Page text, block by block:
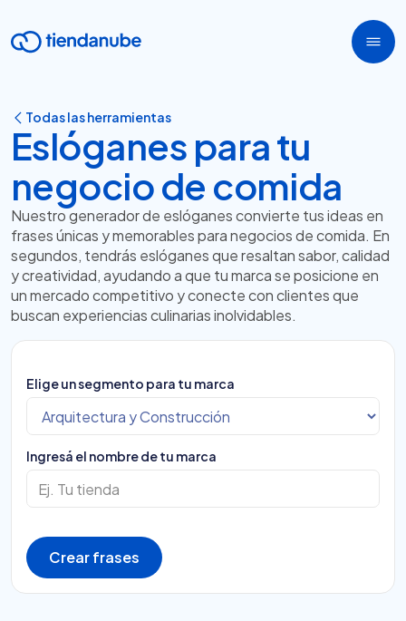
Todas las herramientas
Eslóganes para tu
negocio de comida
Nuestro generador de eslóganes convierte tus ideas en
frases únicas y memorables para negocios de comida. En
segundos, tendrás eslóganes que resaltan sabor, calidad
y creatividad, ayudando a que tu marca se posicione en
un mercado competitivo y conecte con clientes que
buscan experiencias culinarias inolvidables.
Elige un segmento para tu marca
Ingresá el nombre de tu marca
Crear frases